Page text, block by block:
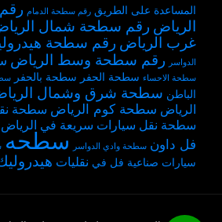
المساعدة على الطريق رقم سطحة الدمام
الرياض رقم سطحة شمال
غرب الرياض رقم سطحة
الدواسر
رقم سطحة وسط الرياض
سطحة الاحساء سطحة الحفر سطحة بالحفر
الباطن سطحة شرق وشمال
الرياض سطحة كوم الرياض سطحة
سطحة نقل سيارات سريعة في الرياض
فل داون سطحة وادي الدواسر سطحه
سيارات صناعية فل في نقليات